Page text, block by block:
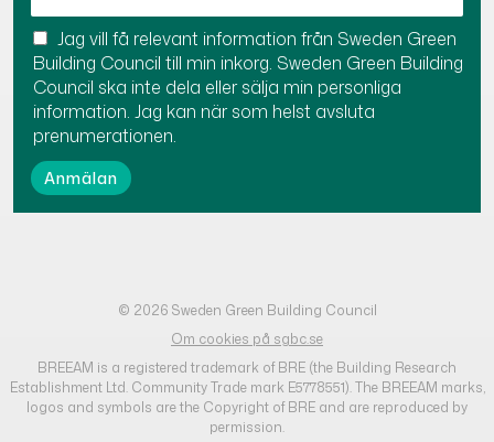
Jag vill få relevant information från Sweden Green
Building Council till min inkorg. Sweden Green Building
Council ska inte dela eller sälja min personliga
information. Jag kan när som helst avsluta
prenumerationen.
© 2026 Sweden Green Building Council
Om cookies på sgbc.se
BREEAM is a registered trademark of BRE (the Building Research
Establishment Ltd. Community Trade mark E5778551). The BREEAM marks,
logos and symbols are the Copyright of BRE and are reproduced by
permission.